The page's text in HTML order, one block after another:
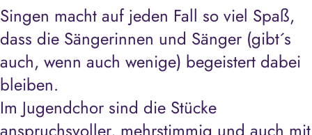
Singen macht auf jeden Fall so viel Spaß,
dass die Sängerinnen und Sänger (gibt´s
auch, wenn auch wenige) begeistert dabei
bleiben.
Im Jugendchor sind die Stücke